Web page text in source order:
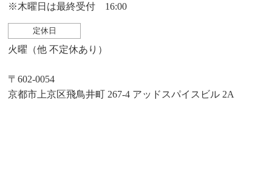
※木曜日は最終受付 16:00
定休日
火曜（他 不定休あり）
〒602-0054
京都市上京区飛鳥井町 267-4 アッドスパイスビル 2A